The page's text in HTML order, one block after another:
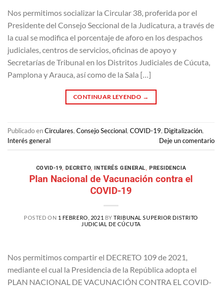
Nos permitimos socializar la Circular 38, proferida por el
Presidente del Consejo Seccional de la Judicatura, a través de
la cual se modifica el porcentaje de aforo en los despachos
judiciales, centros de servicios, oficinas de apoyo y
Secretarías de Tribunal en los Distritos Judiciales de Cúcuta,
Pamplona y Arauca, así como de la Sala […]
CONTINUAR LEYENDO →
Publicado enCirculares, Consejo Seccional, COVID-19, Digitalización,
Interés general
Deje un comentario
COVID-19,DECRETO,INTERÉS GENERAL, PRESIDENCIA
Plan Nacional de Vacunación contra el
COVID-19
POSTED ON 1 FEBRERO, 2021 BYTRIBUNAL SUPERIOR DISTRITO
JUDICIAL DE CÚCUTA
Nos permitimos compartir el DECRETO 109 de 2021,
mediante el cual la Presidencia de la República adopta el
PLAN NACIONAL DE VACUNACIÓN CONTRA EL COVID-